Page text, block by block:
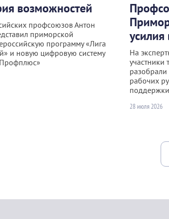
возможностей
профсоюзов Антон
приморской
программу «Лига
и новую цифровую систему
На
участники
рабочих
28 июля 2026